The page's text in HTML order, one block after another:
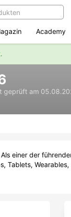
Academy
geprüft am
einer der
Tablets,